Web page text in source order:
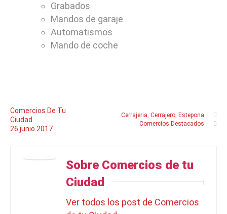
Grabados
Mandos de garaje
Automatismos
Mando de coche
Comercios De Tu
Ciudad
26 junio 2017
Cerrajeria, Cerrajero, Estepona
Comercios Destacados
Sobre Comercios de tu
Ciudad
Ver todos los post de Comercios